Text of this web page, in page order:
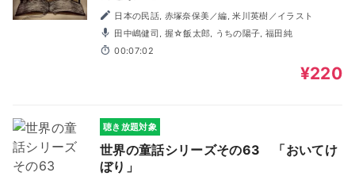
日本の民話, 赤塚奈保美／編, 米川英樹／イラスト
田中嶋健司, 握☆飯太郎, うちの陽子, 福田純
00:07:02
¥220
聴き放題対象
世界の童話シリーズその63 「おいてけ
ぼり」